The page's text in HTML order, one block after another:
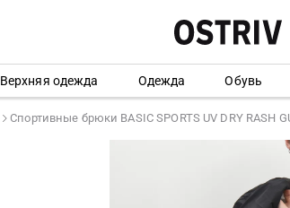
Верхняя одежда Одежда Обувь
Спортивные брюки BASIC SPORTS UV DRY RASH